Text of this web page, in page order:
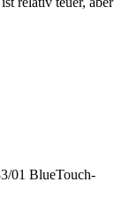
01 BlueTouch-